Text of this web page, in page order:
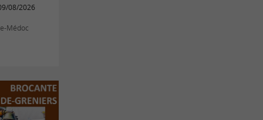
08/2026
Médoc